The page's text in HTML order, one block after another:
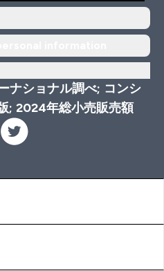
ナショナル調べ; コンシ
; 2024年総小売販売額